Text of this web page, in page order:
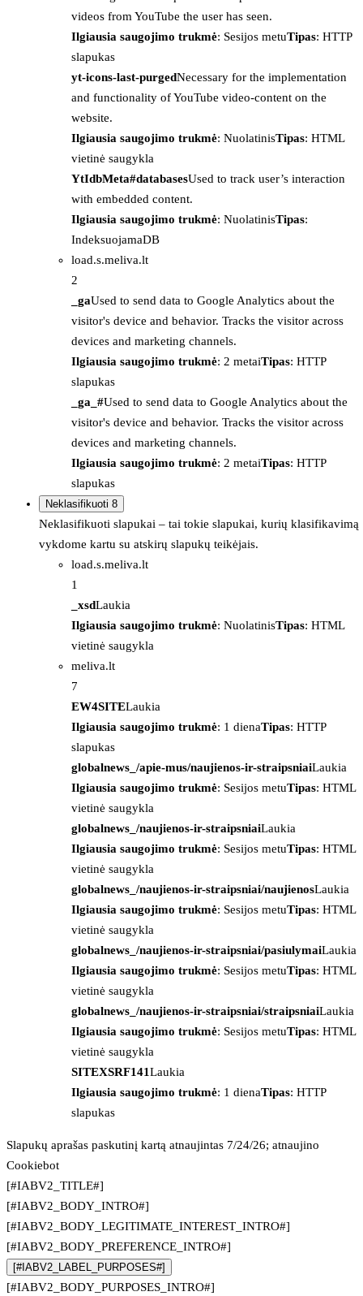
videos from YouTube the user has seen.
Ilgiausia saugojimo trukmė: Sesijos metuTipas: HTTP
slapukas
yt-icons-last-purgedNecessary for the implementation
and functionality of YouTube video-content on the
website.
Ilgiausia saugojimo trukmė: NuolatinisTipas: HTML
vietinė saugykla
YtIdbMeta#databasesUsed to track user’s interaction
with embedded content.
Ilgiausia saugojimo trukmė: NuolatinisTipas:
IndeksuojamaDB
load.s.meliva.lt
2
_gaUsed to send data to Google Analytics about the
visitor's device and behavior. Tracks the visitor across
devices and marketing channels.
Ilgiausia saugojimo trukmė: 2 metaiTipas: HTTP
slapukas
_ga_#Used to send data to Google Analytics about the
visitor's device and behavior. Tracks the visitor across
devices and marketing channels.
Ilgiausia saugojimo trukmė: 2 metaiTipas: HTTP
slapukas
Neklasifikuoti 8
Neklasifikuoti slapukai – tai tokie slapukai, kurių klasifikavimą
vykdome kartu su atskirų slapukų teikėjais.
load.s.meliva.lt
1
_xsdLaukia
Ilgiausia saugojimo trukmė: NuolatinisTipas: HTML
vietinė saugykla
meliva.lt
7
EW4SITELaukia
Ilgiausia saugojimo trukmė: 1 dienaTipas: HTTP
slapukas
globalnews_/apie-mus/naujienos-ir-straipsniaiLaukia
Ilgiausia saugojimo trukmė: Sesijos metuTipas: HTML
vietinė saugykla
globalnews_/naujienos-ir-straipsniaiLaukia
Ilgiausia saugojimo trukmė: Sesijos metuTipas: HTML
vietinė saugykla
globalnews_/naujienos-ir-straipsniai/naujienosLaukia
Ilgiausia saugojimo trukmė: Sesijos metuTipas: HTML
vietinė saugykla
globalnews_/naujienos-ir-straipsniai/pasiulymaiLaukia
Ilgiausia saugojimo trukmė: Sesijos metuTipas: HTML
vietinė saugykla
globalnews_/naujienos-ir-straipsniai/straipsniaiLaukia
Ilgiausia saugojimo trukmė: Sesijos metuTipas: HTML
vietinė saugykla
SITEXSRF141Laukia
Ilgiausia saugojimo trukmė: 1 dienaTipas: HTTP
slapukas
Slapukų aprašas paskutinį kartą atnaujintas 7/24/26; atnaujino
Cookiebot
[#IABV2_TITLE#]
[#IABV2_BODY_INTRO#]
[#IABV2_BODY_LEGITIMATE_INTEREST_INTRO#]
[#IABV2_BODY_PREFERENCE_INTRO#]
[#IABV2_LABEL_PURPOSES#]
[#IABV2_BODY_PURPOSES_INTRO#]